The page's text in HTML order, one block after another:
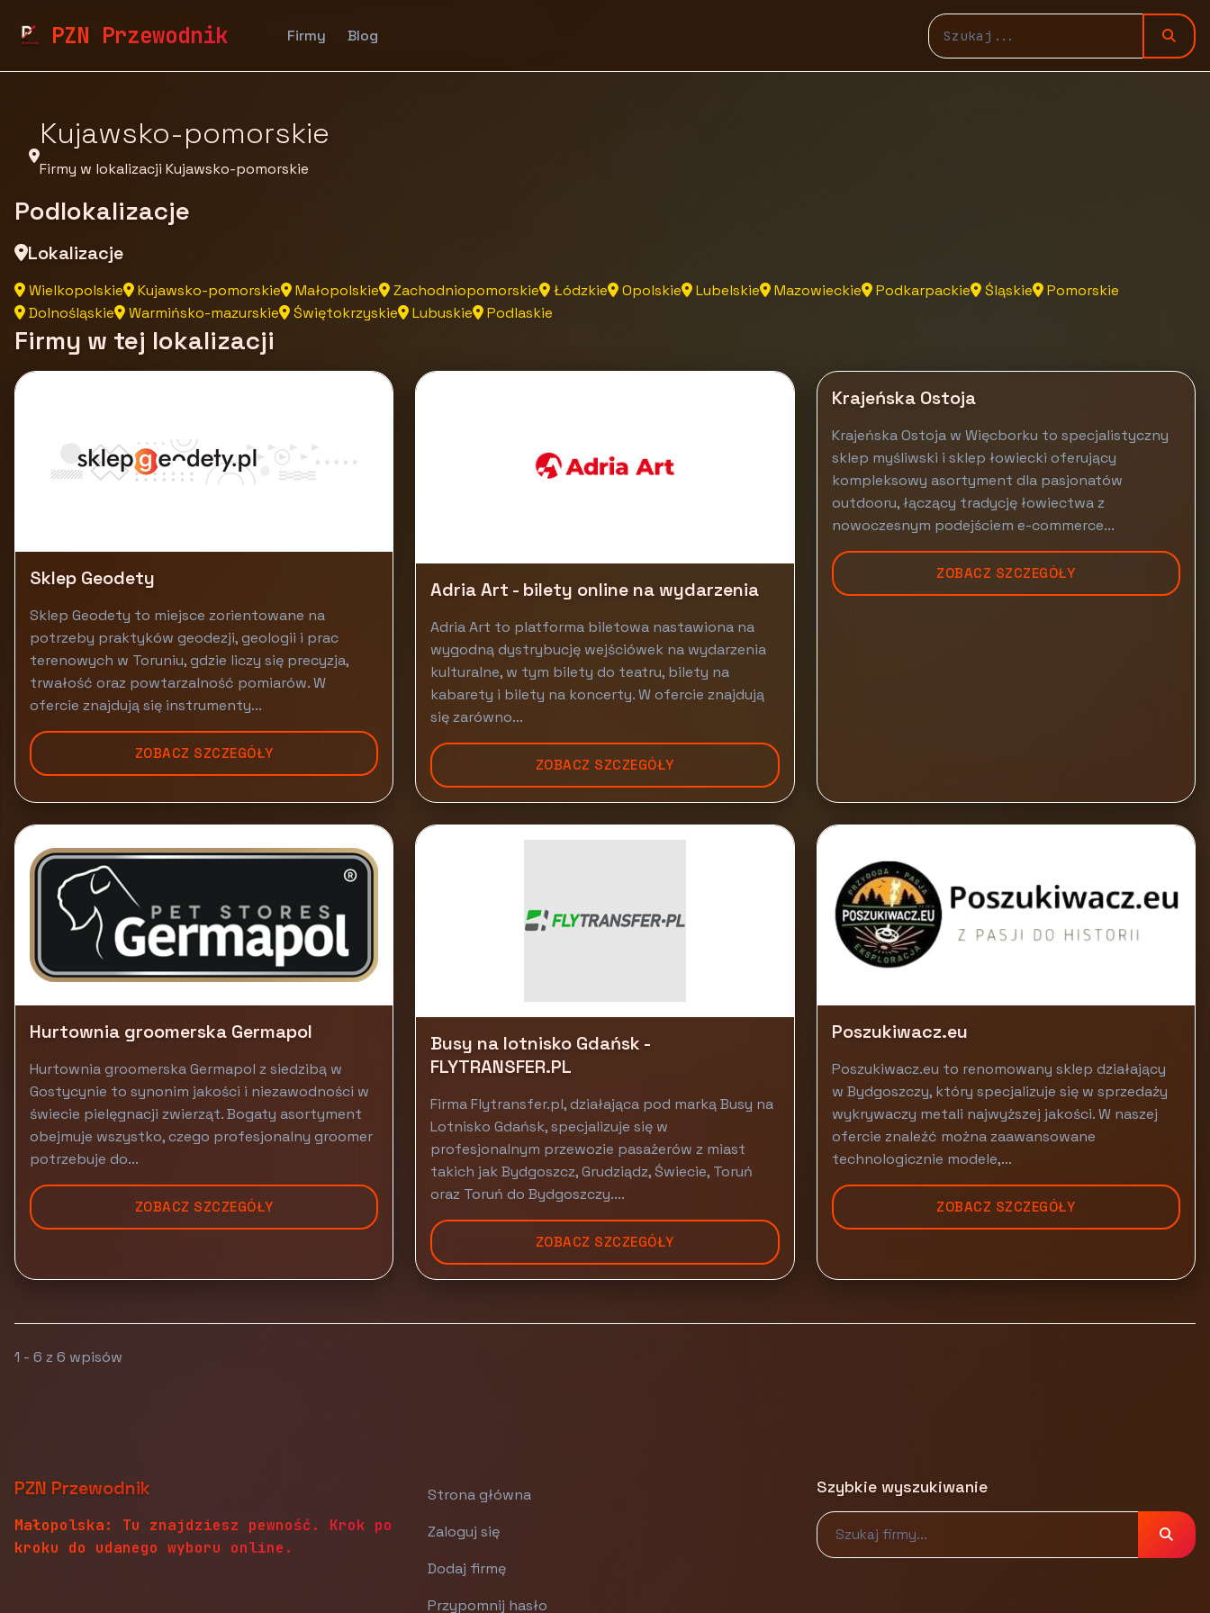
PZN Przewodnik Firmy Blog
pzn.malopolska.pl Firmy Firmy z województwa Kujawsko-pomorskiego
Kujawsko-pomorskie
Firmy w lokalizacji Kujawsko-pomorskie
Podlokalizacje
Lokalizacje
Wielkopolskie Kujawsko-pomorskie Małopolskie Zachodniopomorskie Łódzkie Opolskie Lubelskie Mazowieckie Podkarpackie Śląskie
Pomorskie
Dolnośląskie
Warmińsko-mazurskie Świętokrzyskie Lubuskie Podlaskie
Firmy w tej lokalizacji
Sklep Geodety
Sklep Geodety to miejsce zorientowane na
potrzeby praktyków geodezji, geologii i prac
terenowych w Toruniu, gdzie liczy się precyzja,
trwałość oraz powtarzalność pomiarów. W
ofercie znajdują się instrumenty...
ZOBACZ SZCZEGÓŁY
Adria Art - bilety online na wydarzenia
Adria Art to platforma biletowa nastawiona na
wygodną dystrybucję wejściówek na wydarzenia
kulturalne, w tym bilety do teatru, bilety na
kabarety i bilety na koncerty. W ofercie znajdują
się zarówno...
ZOBACZ SZCZEGÓŁY
Krajeńska Ostoja
Krajeńska Ostoja w Więcborku to specjalistyczny
sklep myśliwski i sklep łowiecki oferujący
kompleksowy asortyment dla pasjonatów
outdooru, łączący tradycję łowiectwa z
nowoczesnym podejściem e-commerce...
ZOBACZ SZCZEGÓŁY
Hurtownia groomerska Germapol
Hurtownia groomerska Germapol z siedzibą w
Gostycynie to synonim jakości i niezawodności w
świecie pielęgnacji zwierząt. Bogaty asortyment
obejmuje wszystko, czego profesjonalny groomer
potrzebuje do...
ZOBACZ SZCZEGÓŁY
Busy na lotnisko Gdańsk -
FLYTRANSFER.PL
Firma Flytransfer.pl, działająca pod marką Busy na
Lotnisko Gdańsk, specjalizuje się w
profesjonalnym przewozie pasażerów z miast
takich jak Bydgoszcz, Grudziądz, Świecie, Toruń
oraz Toruń do Bydgoszczy....
ZOBACZ SZCZEGÓŁY
Poszukiwacz.eu
Poszukiwacz.eu to renomowany sklep działający
w Bydgoszczy, który specjalizuje się w sprzedaży
wykrywaczy metali najwyższej jakości. W naszej
ofercie znaleźć można zaawansowane
technologicznie modele,...
ZOBACZ SZCZEGÓŁY
1 - 6 z 6 wpisów
PZN Przewodnik
Małopolska: Tu znajdziesz pewność. Krok po
kroku do udanego wyboru online.
Strona główna
Zaloguj się
Dodaj firmę
Przypomnij hasło
Szybkie wyszukiwanie